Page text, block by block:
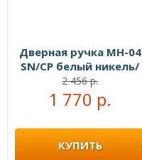
Дверная ручка MH-04
SN/CP белый никель/
полированный хром
2 456 р.
1 770 р.
КУПИТЬ